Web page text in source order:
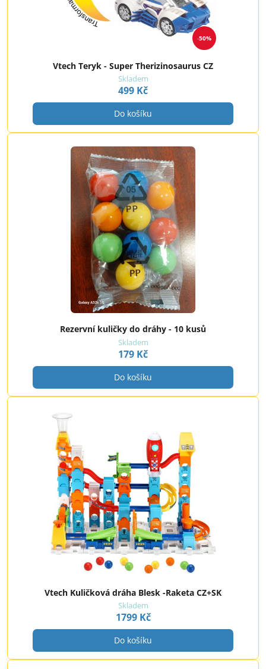
50%
Vtech Teryk - Super Therizinosaurus CZ
Skladem
499 Kč
Do košíku
Rezervní kuličky do dráhy - 10 kusů
Skladem
179 Kč
Do košíku
Vtech Kuličková dráha Blesk -Raketa CZ+SK
Skladem
1799 Kč
Do košíku